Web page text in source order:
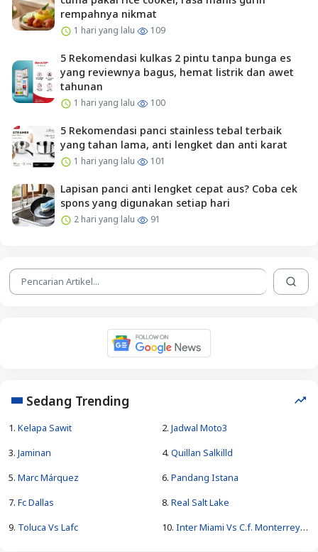
rempahnya nikmat
1 hari yang lalu 109
5 Rekomendasi kulkas 2 pintu tanpa bunga es
yang reviewnya bagus, hemat listrik dan awet
tahunan
1 hari yang lalu 100
5 Rekomendasi panci stainless tebal terbaik
yang tahan lama, anti lengket dan anti karat
1 hari yang lalu 101
Lapisan panci anti lengket cepat aus? Coba cek
spons yang digunakan setiap hari
2 hari yang lalu 91
Sedang Trending
1. Kelapa Sawit 2. Jadwal Moto3
3. Jaminan 4. Quillan Salkilld
5. Marc Márquez 6. Pandang Istana
7. Fc Dallas 8. Real Salt Lake
9. Toluca Vs Lafc 10. Inter Miami Vs C.f. Monterrey Standings